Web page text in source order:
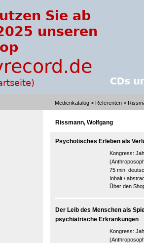
Medienkatalog > Referenten >
Rissmann, Wolfgang
Psychotisches Erleben als
Kongress:
75 min,
Inhalt /
Über den
Der Leib des Menschen als
psychiatrische Erkrankungen
Kongress: